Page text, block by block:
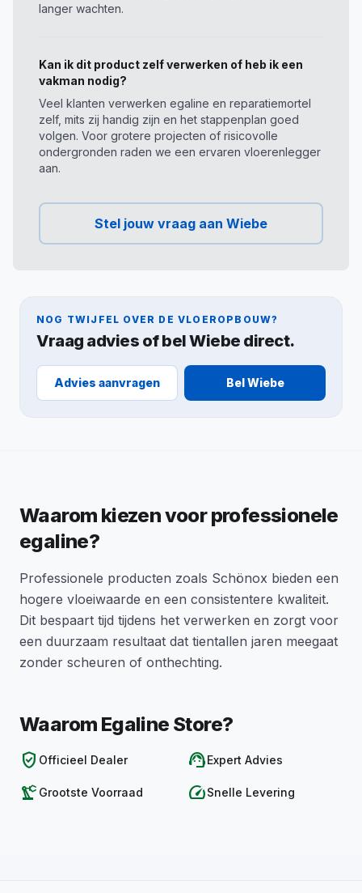
langer wachten.
Kan ik dit product zelf verwerken of heb ik een
vakman nodig?
Veel klanten verwerken egaline en reparatiemortel
zelf, mits zij handig zijn en het stappenplan goed
volgen. Voor grotere projecten of risicovolle
ondergronden raden we een ervaren vloerenlegger
aan.
Stel jouw vraag aan Wiebe
NOG TWIJFEL OVER DE VLOEROPBOUW?
Vraag advies of bel Wiebe direct.
Advies aanvragen Bel Wiebe
Waarom kiezen voor professionele
egaline?
Professionele producten zoals Schönox bieden een
hogere vloeiwaarde en een consistentere kwaliteit.
Dit bespaart tijd tijdens het verwerken en zorgt voor
een duurzaam resultaat dat tientallen jaren meegaat
zonder scheuren of onthechting.
Waarom Egaline Store?
verified_user Officieel Dealer support_agentExpert Advies
precision_manufacturing Grootste Voorraad speedSnelle Levering